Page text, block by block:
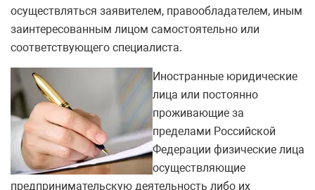
осуществляться заявителем, правообладателем, иным
заинтересованным лицом самостоятельно или
соответствующего специалиста.
Иностранные юридические
лица или постоянно
проживающие за
пределами Российской
Федерации физические лица
осуществляющие
предпринимательскую деятельность либо их